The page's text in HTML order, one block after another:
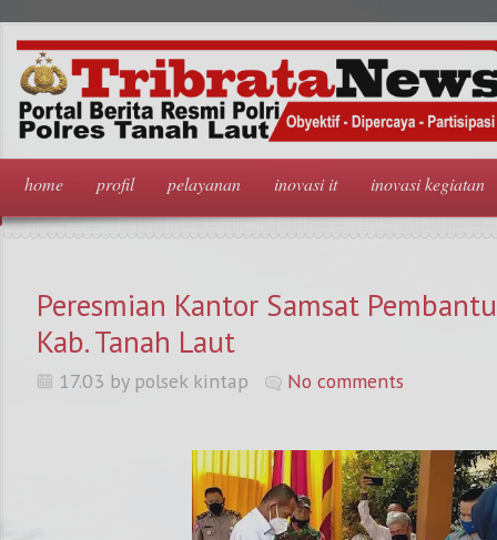
home profil pelayanan inovasi it inovasi kegiatan
Peresmian Kantor Samsat
Kab. Tanah Laut
17.03 by polsek kintap No comments